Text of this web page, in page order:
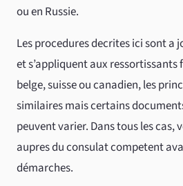
ou en Russie.
Les procedures decrites ici sont a
et s’appliquent aux ressortissants
belge, suisse ou canadien, les
similaires mais certains
peuvent varier. Dans tous les cas,
aupres du consulat competent
démarches.